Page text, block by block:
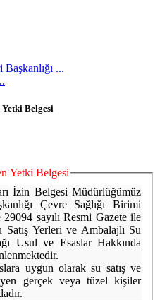
...
Yetki Belgesi
Yetki Belgesi
İzin Belgesi Müdürlüğümüz
Çevre Sağlığı Birimi
sayılı Resmi Gazete ile
Yerleri ve Ambalajlı Su
Usul ve Esaslar Hakkında
uygun olarak su satış ve
gerçek veya tüzel kişiler